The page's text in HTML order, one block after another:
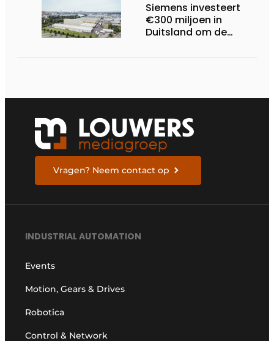
Siemens investeert
€300 miljoen in
Duitsland om de
Vragen? Neem contact op
INDUSTRIAL AUTOMATION
Events
Motion, Gears & Drives
Robotica
Control & Network